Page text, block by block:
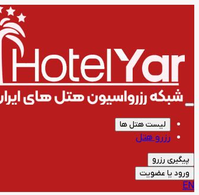
لیست هتل ها
رزرو هتل
پیگیری رزرو
ورود یا عضویت
EN